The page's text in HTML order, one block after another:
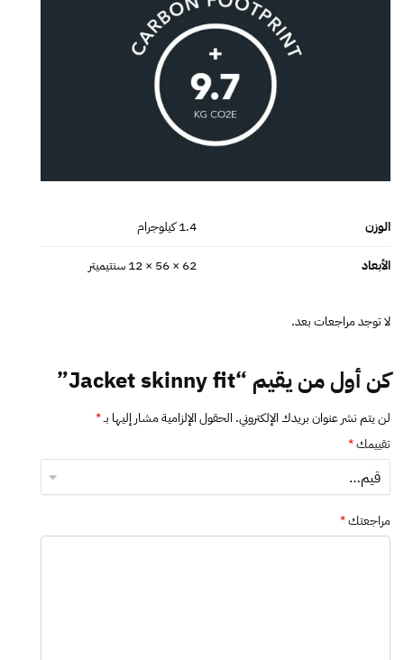
الوزن 1.4 كيلوجرام
الأبعاد 62 × 56 × 12 سنتيميتر
لا توجد مراجعات بعد.
كن أول من يقيم “Jacket skinny fit”
لن يتم نشر عنوان بريدك الإلكتروني.الحقول الإلزامية مشار إليها بـ*
تقييمك*
مراجعتك*